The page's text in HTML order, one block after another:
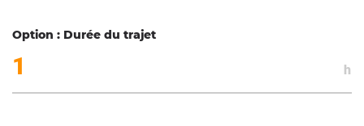
Option : Durée du trajet
h